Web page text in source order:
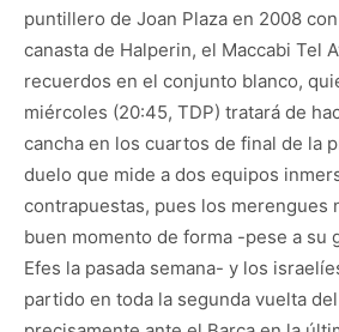
puntillero de Joan Plaza en 2008
canasta de Halperin, el Maccabi Tel
recuerdos en el conjunto blanco,
miércoles (20:45, TDP) tratará de
cancha en los cuartos de final de la
duelo que mide a dos equipos
contrapuestas, pues los merengues
buen momento de forma -pese a su
Efes la pasada semana- y los
partido en toda la segunda vuelta del